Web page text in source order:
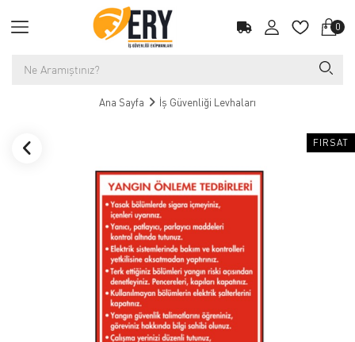
0
Ana Sayfa İş Güvenliği Levhaları
FIRSAT